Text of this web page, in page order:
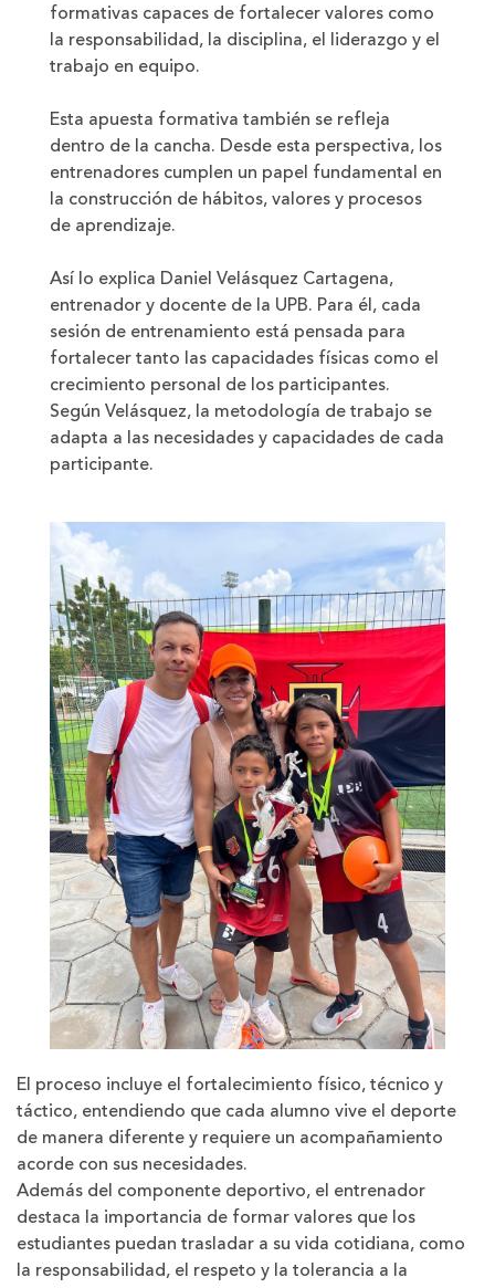
formativas capaces de fortalecer valores como
la responsabilidad, la disciplina, el liderazgo y el
trabajo en equipo.
Esta apuesta formativa también se refleja
dentro de la cancha. Desde esta perspectiva, los
entrenadores cumplen un papel fundamental en
la construcción de hábitos, valores y procesos
de aprendizaje.
Así lo explica Daniel Velásquez Cartagena,
entrenador y docente de la UPB. Para él, cada
sesión de entrenamiento está pensada para
fortalecer tanto las capacidades físicas como el
crecimiento personal de los participantes.
Según Velásquez, la metodología de trabajo se
adapta a las necesidades y capacidades de cada
participante.
El proceso incluye el fortalecimiento físico, técnico y
táctico, entendiendo que cada alumno vive el deporte
de manera diferente y requiere un acompañamiento
acorde con sus necesidades.
Además del componente deportivo, el entrenador
destaca la importancia de formar valores que los
estudiantes puedan trasladar a su vida cotidiana, como
la responsabilidad, el respeto y la tolerancia a la